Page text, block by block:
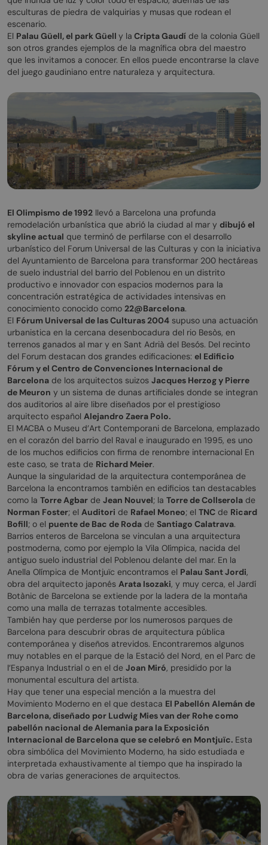
esculturas de piedra de valquirias y musas que rodean el
escenario.
El Palau Güell, el park Güell y la Cripta Gaudí de la colonia Güell
son otros grandes ejemplos de la magnífica obra del maestro
que les invitamos a conocer. En ellos puede encontrarse la clave
del juego gaudiniano entre naturaleza y arquitectura.
El Olimpismo de 1992 llevó a Barcelona una profunda
remodelación urbanística que abrió la ciudad al mar y dibujó el
skyline actual que terminó de perfilarse con el desarrollo
urbanístico del Forum Universal de las Culturas y con la iniciativa
del Ayuntamiento de Barcelona para transformar 200 hectáreas
de suelo industrial del barrio del Poblenou en un distrito
productivo e innovador con espacios modernos para la
concentración estratégica de actividades intensivas en
conocimiento conocido como 22@Barcelona.
El Fórum Universal de las Culturas 2004 supuso una actuación
urbanistica en la cercana desenbocadura del rio Besòs, en
terrenos ganados al mar y en Sant Adrià del Besós. Del recinto
del Forum destacan dos grandes edificaciones: el Edificio
Fórum y el Centro de Convenciones Internacional de
Barcelona de los arquitectos suizos Jacques Herzog y Pierre
de Meuron y un sistema de dunas artificiales donde se integran
dos auditorios al aire libre diseñados por el prestigioso
arquitecto español Alejandro Zaera Polo.
El MACBA o Museu d’Art Contemporani de Barcelona, emplazado
en el corazón del barrio del Raval e inaugurado en 1995, es uno
de los muchos edificios con firma de renombre internacional En
este caso, se trata de Richard Meier.
Aunque la singularidad de la arquitectura contemporánea de
Barcelona la encontramos también en edificios tan destacables
como la Torre Agbar de Jean Nouvel; la Torre de Collserola de
Norman Foster; el Auditori de Rafael Moneo; el TNC de Ricard
Bofill; o el puente de Bac de Roda de Santiago Calatrava.
Barrios enteros de Barcelona se vinculan a una arquitectura
postmoderna, como por ejemplo la Vila Olímpica, nacida del
antiguo suelo industrial del Poblenou delante del mar. En la
Anella Olímpica de Montjuïc encontramos el Palau Sant Jordi,
obra del arquitecto japonés Arata Isozaki, y muy cerca, el Jardí
Botànic de Barcelona se extiende por la ladera de la montaña
como una malla de terrazas totalmente accesibles.
También hay que perderse por los numerosos parques de
Barcelona para descubrir obras de arquitectura pública
contemporánea y diseños atrevidos. Encontraremos algunos
muy notables en el parque de la Estació del Nord, en el Parc de
l’Espanya Industrial o en el de Joan Miró, presidido por la
monumental escultura del artista.
Hay que tener una especial mención a la muestra del
Movimiento Moderno en el que destaca El Pabellón Alemán de
Barcelona, diseñado por Ludwig Mies van der Rohe como
pabellón nacional de Alemania para la Exposición
Internacional de Barcelona que se celebró en Montjuïc. Esta
obra simbólica del Movimiento Moderno, ha sido estudiada e
interpretada exhaustivamente al tiempo que ha inspirado la
obra de varias generaciones de arquitectos.